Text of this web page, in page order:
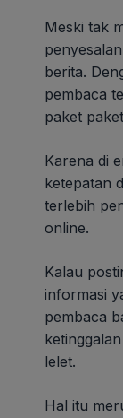
Meski tak
berita.
pembaca
paket
Karena di
ketepatan
terlebih
online.
Kalau
informasi
pembaca
lelet.
Hal itu